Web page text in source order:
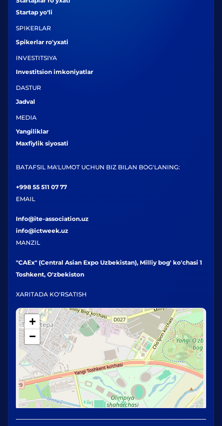
Startap yo‘li
SPIKERLAR
Spikerlar ro'yxati
INVESTITSIYA
Investitsion imkoniyatlar
DASTUR
Jadval
MEDIA
Yangiliklar
Maxfiylik siyosati
BATAFSIL MA'LUMOT UCHUN BIZ BILAN BOG'LANING:
+998 55 511 07 77
EMAIL
Info@ite-association.uz
info@ictweek.uz
MANZIL
"CAEx" (Central Asian Expo Uzbekistan), Milliy bog' ko'chasi 1
Toshkent, O'zbekiston
XARITADA KO'RSATISH
+
−